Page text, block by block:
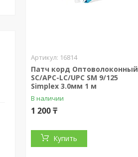
16814
Патч корд Оптоволоконный
SC/APC-LC/UPC SM 9/125
Simplex 3.0мм 1 м
В наличии
1 200 ₸
Купить